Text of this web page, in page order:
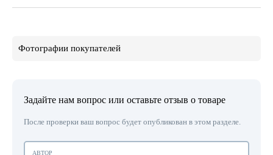
Фотографии покупателей
Задайте нам вопрос или оставьте отзыв о товаре
После проверки ваш вопрос будет опубликован в этом разделе.